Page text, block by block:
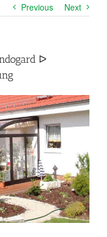
Previous Next
ᐅ